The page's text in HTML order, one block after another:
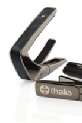
スーパーキッズ
フォンテック
ヤマハミュージッ
リットーミュージッ
春日
杉原書店
明和電機